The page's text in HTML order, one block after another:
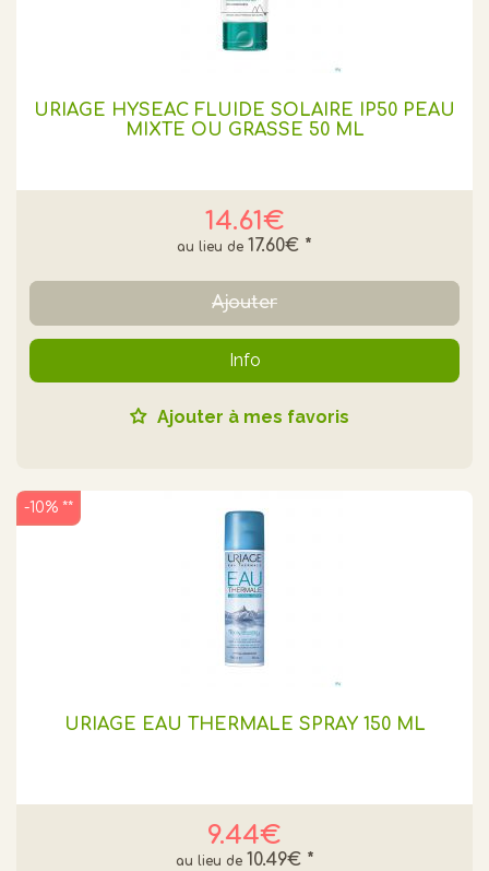
URIAGE HYSEAC FLUIDE SOLAIRE IP50 PEAU
MIXTE OU GRASSE 50 ML
14.61€
17.60€ *
Ajouter
Info
Ajouter à mes favoris
URIAGE EAU THERMALE SPRAY 150 ML
9.44€
10.49€ *
-10% **